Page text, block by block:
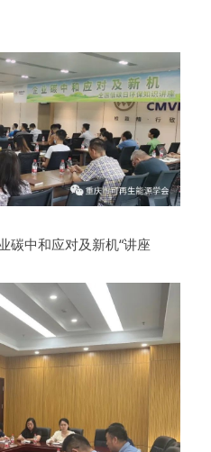
碳中和应对及新机“讲座